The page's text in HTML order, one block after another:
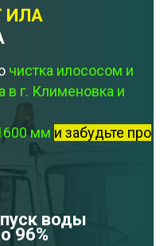
ИЛА
чистка илососом и
в г. Клименовка и
мм и забудьте про
воды
96%